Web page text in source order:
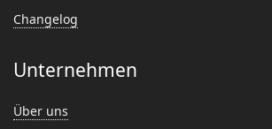
Changelog
Unternehmen
Über uns